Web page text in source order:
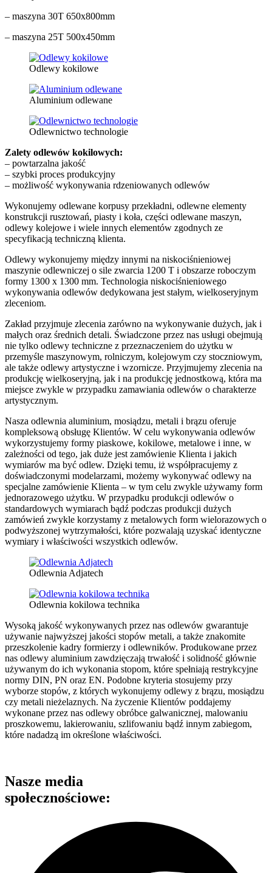
– maszyna 30T 650x800mm
– maszyna 25T 500x450mm
Odlewy kokilowe
Aluminium odlewane
Odlewnictwo technologie
Zalety odlewów kokilowych:
– powtarzalna jakość
– szybki proces produkcyjny
– możliwość wykonywania rdzeniowanych odlewów
Wykonujemy odlewane korpusy przekładni, odlewne elementy
konstrukcji rusztowań, piasty i koła, części odlewane maszyn,
odlewy kolejowe i wiele innych elementów zgodnych ze
specyfikacją techniczną klienta.
Odlewy wykonujemy między innymi na niskociśnieniowej
maszynie odlewniczej o sile zwarcia 1200 T i obszarze roboczym
formy 1300 x 1300 mm. Technologia niskociśnieniowego
wykonywania odlewów dedykowana jest stałym, wielkoseryjnym
zleceniom.
Zakład przyjmuje zlecenia zarówno na wykonywanie dużych, jak i
małych oraz średnich detali. Świadczone przez nas usługi obejmują
nie tylko odlewy techniczne z przeznaczeniem do użytku w
przemyśle maszynowym, rolniczym, kolejowym czy stoczniowym,
ale także odlewy artystyczne i wzornicze. Przyjmujemy zlecenia na
produkcję wielkoseryjną, jak i na produkcję jednostkową, która ma
miejsce zwykle w przypadku zamawiania odlewów o charakterze
artystycznym.
Nasza odlewnia aluminium, mosiądzu, metali i brązu oferuje
kompleksową obsługę Klientów. W celu wykonywania odlewów
wykorzystujemy formy piaskowe, kokilowe, metalowe i inne, w
zależności od tego, jak duże jest zamówienie Klienta i jakich
wymiarów ma być odlew. Dzięki temu, iż współpracujemy z
doświadczonymi modelarzami, możemy wykonywać odlewy na
specjalne zamówienie Klienta – w tym celu zwykle używamy form
jednorazowego użytku. W przypadku produkcji odlewów o
standardowych wymiarach bądź podczas produkcji dużych
zamówień zwykle korzystamy z metalowych form wielorazowych o
podwyższonej wytrzymałości, które pozwalają uzyskać identyczne
wymiary i właściwości wszystkich odlewów.
Odlewnia Adjatech
Odlewnia kokilowa technika
Wysoką jakość wykonywanych przez nas odlewów gwarantuje
używanie najwyższej jakości stopów metali, a także znakomite
przeszkolenie kadry formierzy i odlewników. Produkowane przez
nas odlewy aluminium zawdzięczają trwałość i solidność głównie
używanym do ich wykonania stopom, które spełniają restrykcyjne
normy DIN, PN oraz EN. Podobne kryteria stosujemy przy
wyborze stopów, z których wykonujemy odlewy z brązu, mosiądzu
czy metali nieżelaznych. Na życzenie Klientów poddajemy
wykonane przez nas odlewy obróbce galwanicznej, malowaniu
proszkowemu, lakierowaniu, szlifowaniu bądź innym zabiegom,
które nadadzą im określone właściwości.
Nasze media
społecznościowe: